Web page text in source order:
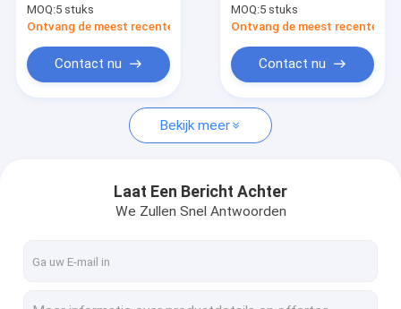
Neem contact met ons op
Nieuws
Vraag een offerte
CBN Scherpende Wielen
CBN Wielen voor Woodturners
MOQ:5 stuks
Ontvang de meest recente Prijs
Contact nu
MOQ:5 stuks
Ontvang de meest recente
Contact nu
Bekijk meer
Laat Een Bericht Achter
We Zullen Snel Antwoorden